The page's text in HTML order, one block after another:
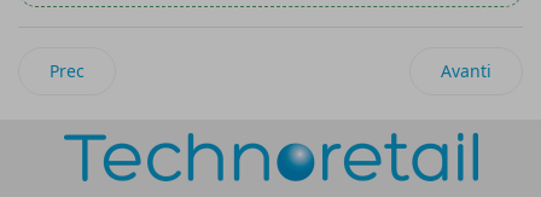
Articolo precedente: Con Witailer Studio, Barilla conquista
Prec Articolo
Avanti